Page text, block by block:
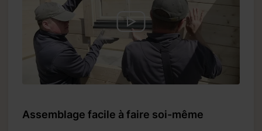
Assemblage facile à faire soi-même